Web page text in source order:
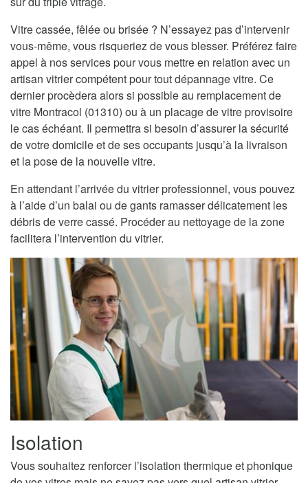
Vitre cassée, fêlée ou brisée ? N’essayez pas d’intervenir
vous-même, vous risqueriez de vous blesser. Préférez faire
appel à nos services pour vous mettre en relation avec un
artisan vitrier compétent pour tout dépannage vitre. Ce
dernier procèdera alors si possible au remplacement de
vitre Montracol (01310) ou à un placage de vitre provisoire
le cas échéant. Il permettra si besoin d’assurer la sécurité
de votre domicile et de ses occupants jusqu’à la livraison
et la pose de la nouvelle vitre.
En attendant l’arrivée du vitrier professionnel, vous pouvez
à l’aide d’un balai ou de gants ramasser délicatement les
débris de verre cassé. Procéder au nettoyage de la zone
facilitera l’intervention du vitrier.
Isolation
Vous souhaitez renforcer l’isolation thermique et phonique